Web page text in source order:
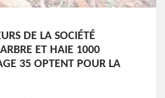
DE LA SOCIÉTÉ
ET HAIE 1000
35 OPTENT POUR LA